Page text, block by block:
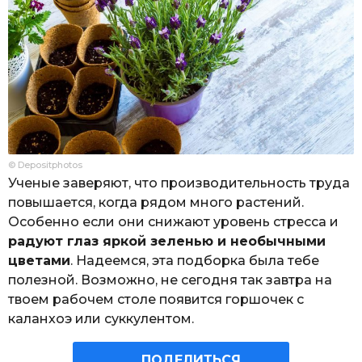
© Depositphotos
Ученые заверяют, что производительность труда
повышается, когда рядом много растений.
Особенно если они снижают уровень стресса и
радуют глаз яркой зеленью и необычными
цветами. Надеемся, эта подборка была тебе
полезной. Возможно, не сегодня так завтра на
твоем рабочем столе появится горшочек с
каланхоэ или суккулентом.